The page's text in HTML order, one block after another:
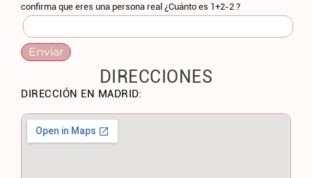
confirma que eres una persona real ¿Cuánto es 1+2-2 ?
DIRECCIONES
DIRECCIÓN EN MADRID: